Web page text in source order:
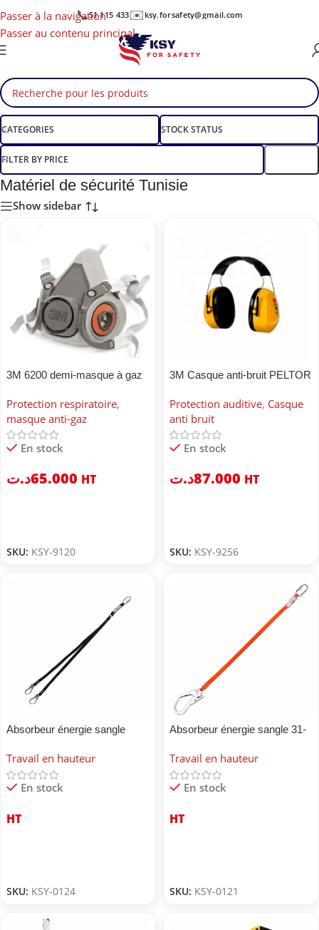
Passer à la navigation
Passer au contenu principal
📞51 115 433✉️ ksy.forsafety@gmail.com
CATEGORIES STOCK STATUS
FILTER BY PRICE
Matériel de sécurité Tunisie
Show sidebar
3M 6200 demi-masque à gaz
Protection respiratoire,
masque anti-gaz
En stock
65.000د.ت HT
SKU: KSY-9120
3M Casque anti-bruit PELTOR
Protection auditive, Casque
anti bruit
En stock
87.000د.ت HT
SKU: KSY-9256
Absorbeur énergie sangle
Travail en hauteur
En stock
HT
SKU: KSY-0124
Absorbeur énergie sangle 31-
Travail en hauteur
En stock
HT
SKU: KSY-0121